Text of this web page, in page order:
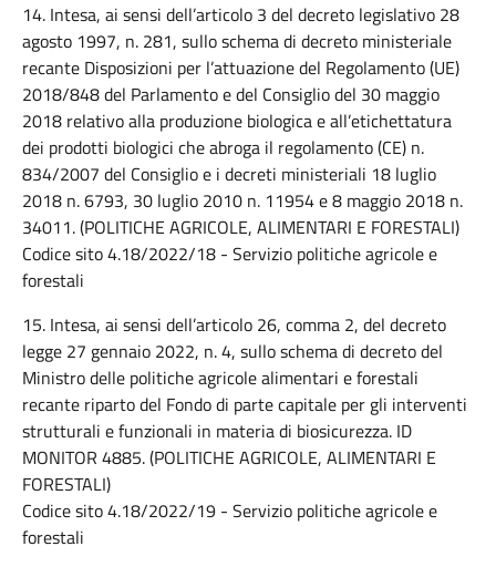
14. Intesa, ai sensi dell’articolo 3 del decreto legislativo 28
agosto 1997, n. 281, sullo schema di decreto ministeriale
recante Disposizioni per l’attuazione del Regolamento (UE)
2018/848 del Parlamento e del Consiglio del 30 maggio
2018 relativo alla produzione biologica e all’etichettatura
dei prodotti biologici che abroga il regolamento (CE) n.
834/2007 del Consiglio e i decreti ministeriali 18 luglio
2018 n. 6793, 30 luglio 2010 n. 11954 e 8 maggio 2018 n.
34011. (POLITICHE AGRICOLE, ALIMENTARI E FORESTALI)
Codice sito 4.18/2022/18 - Servizio politiche agricole e
forestali
15. Intesa, ai sensi dell’articolo 26, comma 2, del decreto
legge 27 gennaio 2022, n. 4, sullo schema di decreto del
Ministro delle politiche agricole alimentari e forestali
recante riparto del Fondo di parte capitale per gli interventi
strutturali e funzionali in materia di biosicurezza. ID
MONITOR 4885. (POLITICHE AGRICOLE, ALIMENTARI E
FORESTALI)
Codice sito 4.18/2022/19 - Servizio politiche agricole e
forestali